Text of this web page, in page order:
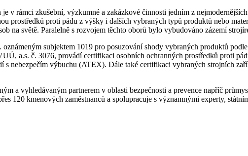
v rámci zkušební, výzkumné a zakázkové činnosti jedním z
prostředků proti pádu z výšky i dalších vybraných typů produktů nebo
na světě. Paralelně s rozvojem těchto oborů bylo vybudováno zázemí
subjektem 1019 pro posuzování shody vybraných produktů
a.s. č. 3076, provádí certifikaci osobních ochranných prostředků proti
s nebezpečím výbuchu (ATEX). Dále také certifikaci vybraných strojních
a vyhledávaným partnerem v oblasti bezpečnosti a prevence napříč
120 kmenových zaměstnanců a spolupracuje s významnými experty,